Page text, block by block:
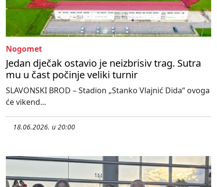
Nogomet
Jedan dječak ostavio je neizbrisiv trag. Sutra
mu u čast počinje veliki turnir
SLAVONSKI BROD – Stadion „Stanko Vlajnić Dida“ ovoga
će vikend...
18.06.2026. u 20:00